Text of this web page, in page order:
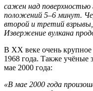
сажен над поверхностью
положений 5–6 минут.
второй и третий
Извержение вулкана
В XX веке очень
1968 года. Также учёные
мае 2000 года:
«В мае 2000 года